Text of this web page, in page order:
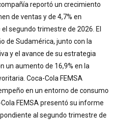
reportó un crecimiento
de ventas y de 4,7% en
segundo trimestre de 2026. El
de Sudamérica, junto con la
y el avance de su estrategia
un aumento de 16,9% en la
Coca-Cola FEMSA
en un entorno de consumo
FEMSA presentó su informe
al segundo trimestre de